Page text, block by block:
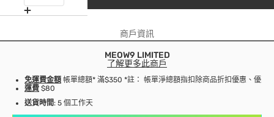
商戶資訊
MEOW9 LIMITED
了解更多此商戶
免運費金額 帳單總額* 滿$350 *註： 帳單淨總額指扣除商品折扣優惠、優惠
運費 $80
送貨時間: 5 個工作天